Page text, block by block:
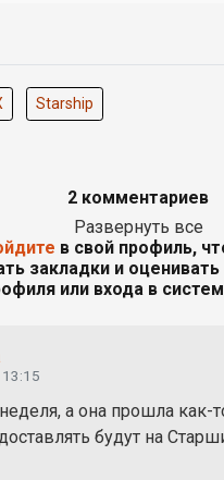
Starship
2 комментариев
Развернуть все
в свой профиль,
закладки и оценивать
или входа в
а она прошла
будут на